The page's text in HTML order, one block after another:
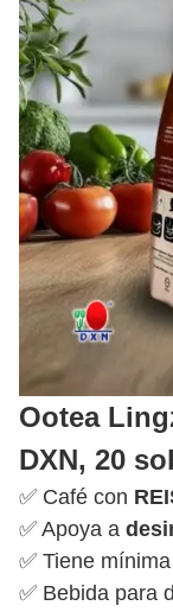
Ootea
DXN, 20
✅ Café con
✅ Apoya a
✅ Tiene mínima
✅ Bebida para